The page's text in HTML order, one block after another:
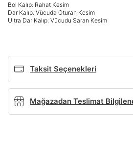
Bol Kalıp: Rahat Kesim
Dar Kalıp: Vücuda Oturan Kesim
Ultra Dar Kalıp: Vücudu Saran Kesim
Taksit Seçenekleri
Mağazadan Teslimat
Ad*